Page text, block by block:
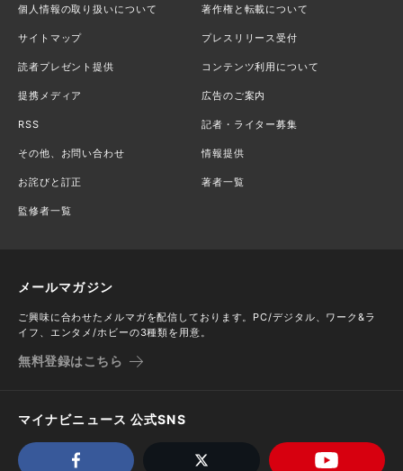
個人情報の取り扱いについて 著作権と転載について
サイトマップ プレスリリース受付
読者プレゼント提供 コンテンツ利用について
提携メディア 広告のご案内
RSS 記者・ライター募集
その他、お問い合わせ 情報提供
お詫びと訂正 著者一覧
監修者一覧
メールマガジン
ご興味に合わせたメルマガを配信しております。PC/デジタル、ワーク&ラ
イフ、エンタメ/ホビーの3種類を用意。
無料登録はこちら
マイナビニュース 公式SNS